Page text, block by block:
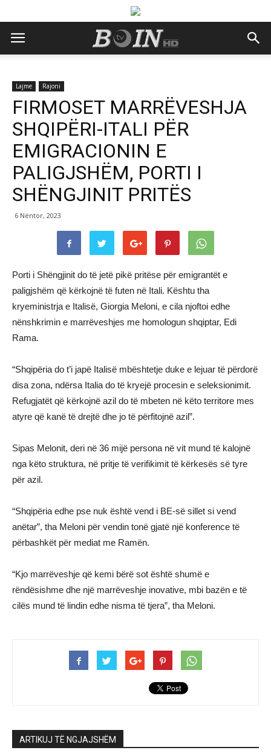
Lajme Rajoni
FIRMOSET MARRËVESHJA
SHQIPËRI-ITALI PËR
EMIGRACIONIN E
PALIGJSHËM, PORTI I
SHËNGJINIT PRITËS
6 Nëntor, 2023
Porti i Shëngjinit do të jetë pikë pritëse për emigrantët e
paligjshëm që kërkojnë të futen në Itali. Kështu tha
kryeministrja e Italisë, Giorgia Meloni, e cila njoftoi edhe
nënshkrimin e marrëveshjes me homologun shqiptar, Edi
Rama.
“Shqipëria do t’i japë Italisë mbështetje duke e lejuar të përdorë
disa zona, ndërsa Italia do të kryejë procesin e seleksionimit.
Refugjatët që kërkojnë azil do të mbeten në këto territore mes
atyre që kanë të drejtë dhe jo të përfitojnë azil”.
Sipas Melonit, deri në 36 mijë persona në vit mund të kalojnë
nga këto struktura, në pritje të verifikimit të kërkesës së tyre
për azil.
“Shqipëria edhe pse nuk është vend i BE-së sillet si vend
anëtar”, tha Meloni për vendin tonë gjatë një konference të
përbashkët për mediat me Ramën.
“Kjo marrëveshje që kemi bërë sot është shumë e
rëndësishme dhe një marrëveshje inovative, mbi bazën e të
cilës mund të lindin edhe nisma të tjera”, tha Meloni.
ARTIKUJ TË NGJAJSHËM